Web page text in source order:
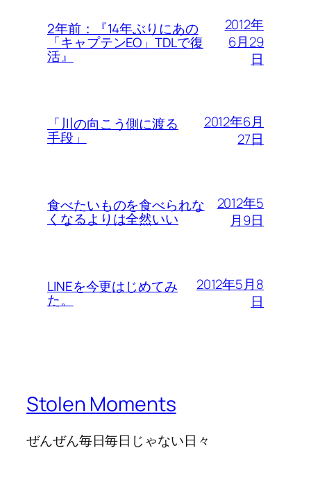
2年前：『14年ぶりにあの
「キャプテンEO」TDLで復
活』
2012年
6月29
日
「川の向こう側に渡る
手段」
2012年6月
27日
食べたいものを食べられな
くなるよりは全然いい
2012年5
月9日
LINEを今更はじめてみ
た。
2012年5月8
日
Stolen Moments
ぜんぜん毎日毎日じゃない日々